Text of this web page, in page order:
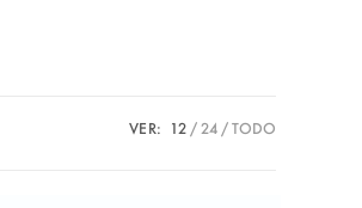
VER: 12 24 TODO